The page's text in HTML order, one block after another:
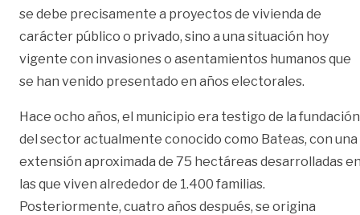
se debe precisamente a proyectos de vivienda de
carácter público o privado, sino a una situación hoy
vigente con invasiones o asentamientos humanos que
se han venido presentado en años electorales.
Hace ocho años, el municipio era testigo de la fundación
del sector actualmente conocido como Bateas, con una
extensión aproximada de 75 hectáreas desarrolladas
las que viven alrededor de 1.400 familias.
Posteriormente, cuatro años después, se origina